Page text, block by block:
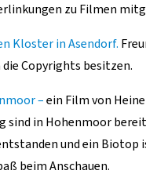
zu Filmen
Kloster in Asendorf.
die Copyrights besitzen.
–ein Film von
sind in Hohenmoor
und ein Biotop
beim Anschauen.